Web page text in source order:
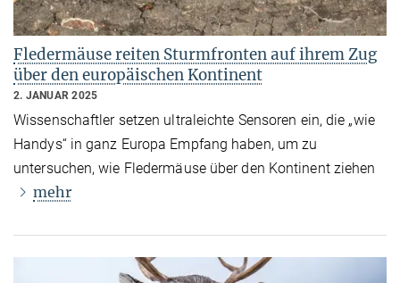
Fledermäuse reiten Sturmfronten auf ihrem Zug
über den europäischen Kontinent
2. JANUAR 2025
Wissenschaftler setzen ultraleichte Sensoren ein, die „wie
Handys“ in ganz Europa Empfang haben, um zu
untersuchen, wie Fledermäuse über den Kontinent ziehen
mehr